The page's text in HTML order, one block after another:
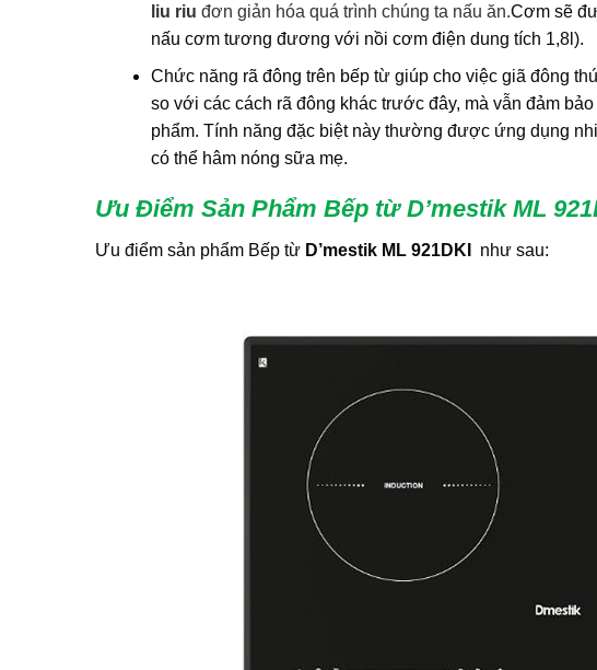
liu riu đơn giản hóa quá trình chúng ta nấu ăn.Cơm sẽ
nấu cơm tương đương với nồi cơm điện dung tích 1,8l).
Chức năng rã đông trên bếp từ giúp cho việc giã đông
so với các cách rã đông khác trước đây, mà vẫn đảm
phẩm. Tính năng đặc biệt này thường được ứng dụng
có thể hâm nóng sữa mẹ.
Ưu Điểm Sản Phẩm Bếp từ D’mestik ML
Ưu điểm sản phẩm Bếp từ D’mestik ML 921DKI như sau: